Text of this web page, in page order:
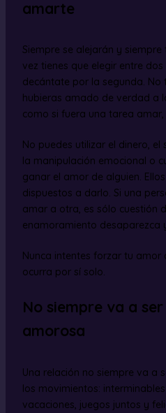
amarte
Siempre se alejarán y
vez tienes que elegir entre
decántate por la segunda.
hubieras amado de verdad a
como si fuera una tarea
No puedes utilizar el dinero,
la manipulación emocional o
ganar el amor de alguien.
dispuestos a darlo. Si una
amar a otra, es sólo cuestión
enamoramiento desaparezca
Nunca intentes forzar tu amor
ocurra por sí solo.
No siempre va a
amorosa
Una relación no siempre va a
los movimientos:
vacaciones, juegos juntos y